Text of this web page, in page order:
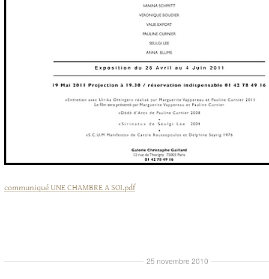
communiqué UNE CHAMBRE A SOI.pdf
25 novembre 2010